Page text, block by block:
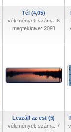
Tél (4,05)
vélemények száma: 6
megtekintve: 2093
Leszáll az est (5)
vélemények száma: 7